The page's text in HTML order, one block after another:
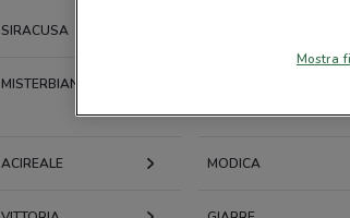
SIRACUSA
MISTERBIANCO
ACIREALE MODICA
Mostra